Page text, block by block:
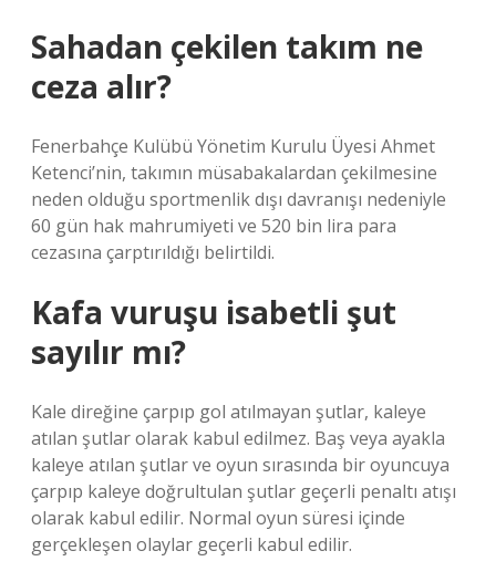
Sahadan çekilen takım ne
ceza alır?
Fenerbahçe Kulübü Yönetim Kurulu Üyesi Ahmet
Ketenci’nin, takımın müsabakalardan çekilmesine
neden olduğu sportmenlik dışı davranışı nedeniyle
60 gün hak mahrumiyeti ve 520 bin lira para
cezasına çarptırıldığı belirtildi.
Kafa vuruşu isabetli şut
sayılır mı?
Kale direğine çarpıp gol atılmayan şutlar, kaleye
atılan şutlar olarak kabul edilmez. Baş veya ayakla
kaleye atılan şutlar ve oyun sırasında bir oyuncuya
çarpıp kaleye doğrultulan şutlar geçerli penaltı atışı
olarak kabul edilir. Normal oyun süresi içinde
gerçekleşen olaylar geçerli kabul edilir.